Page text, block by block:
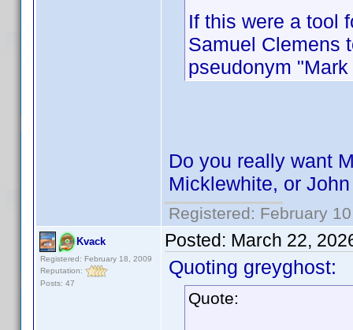
If this were a tool
Samuel Clemens
pseudonym
Do you really want
Micklewhite, or
Registered: February
Kvack
Registered: February 18, 2009
Reputation:
Posts: 47
Posted: March 22,
Quoting greyghost:
Quote: